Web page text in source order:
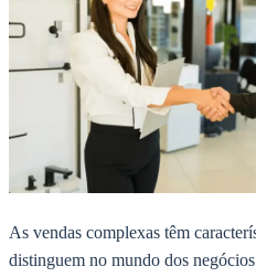
As vendas complexas têm
distinguem no mundo dos